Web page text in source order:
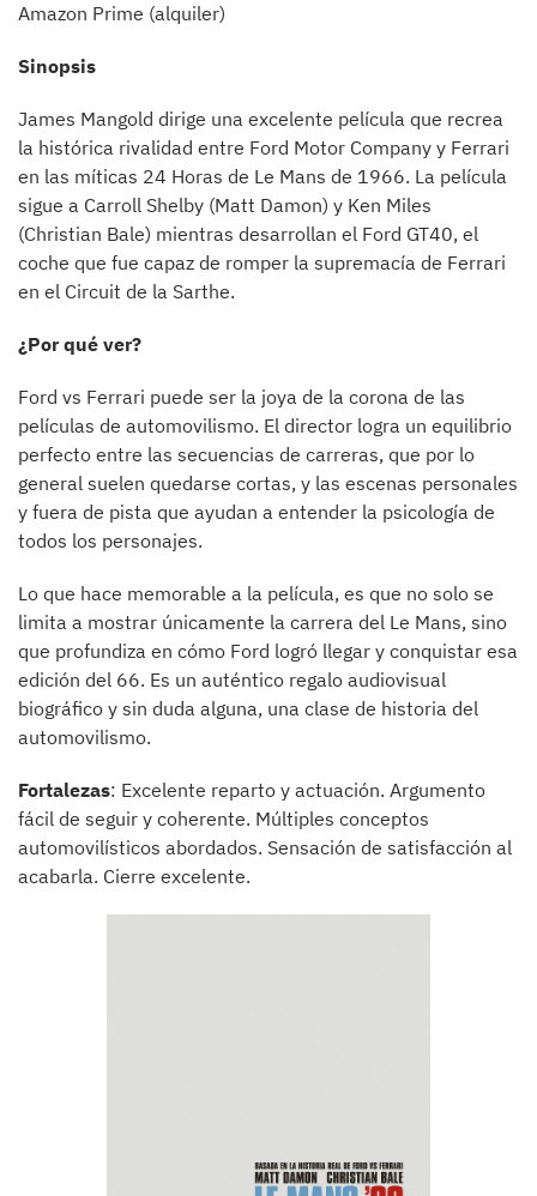
Amazon Prime (alquiler)
Sinopsis
James Mangold dirige una excelente película que recrea
la histórica rivalidad entre Ford Motor Company y Ferrari
en las míticas 24 Horas de Le Mans de 1966. La película
sigue a Carroll Shelby (Matt Damon) y Ken Miles
(Christian Bale) mientras desarrollan el Ford GT40, el
coche que fue capaz de romper la supremacía de Ferrari
en el Circuit de la Sarthe.
¿Por qué ver?
Ford vs Ferrari puede ser la joya de la corona de las
películas de automovilismo. El director logra un equilibrio
perfecto entre las secuencias de carreras, que por lo
general suelen quedarse cortas, y las escenas personales
y fuera de pista que ayudan a entender la psicología de
todos los personajes.
Lo que hace memorable a la película, es que no solo se
limita a mostrar únicamente la carrera del Le Mans, sino
que profundiza en cómo Ford logró llegar y conquistar esa
edición del 66. Es un auténtico regalo audiovisual
biográfico y sin duda alguna, una clase de historia del
automovilismo.
Fortalezas: Excelente reparto y actuación. Argumento
fácil de seguir y coherente. Múltiples conceptos
automovilísticos abordados. Sensación de satisfacción al
acabarla. Cierre excelente.